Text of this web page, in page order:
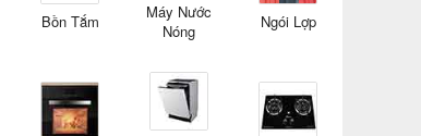
Bồn Tắm
Máy Nước
Nóng
Ngói Lợp